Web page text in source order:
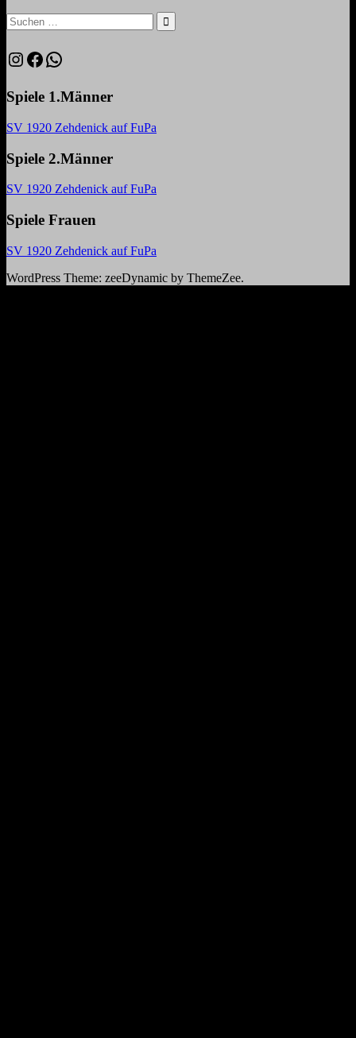
Suchen
nach:
Suchen
Instagram
Facebook
WhatsApp
Spiele 1.Männer
SV 1920 Zehdenick auf FuPa
Spiele 2.Männer
SV 1920 Zehdenick auf FuPa
Spiele Frauen
SV 1920 Zehdenick auf FuPa
WordPress Theme: zeeDynamic by ThemeZee.